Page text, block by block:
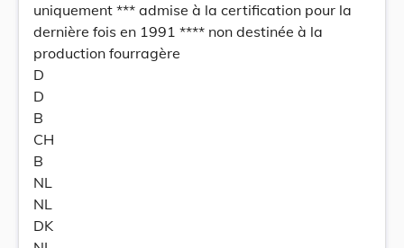
uniquement *** admise à la certification pour la
dernière fois en 1991 **** non destinée à la
production fourragère
D
D
B
CH
B
NL
NL
DK